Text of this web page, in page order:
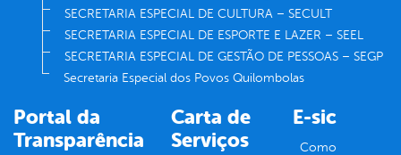
SECRETARIA ESPECIAL DE CULTURA – SECULT
SECRETARIA ESPECIAL DE ESPORTE E LAZER – SEEL
SECRETARIA ESPECIAL DE GESTÃO DE PESSOAS – SEGP
Secretaria Especial dos Povos Quilombolas
Portal da
Transparência
Carta de
Serviços
E-sic
Como